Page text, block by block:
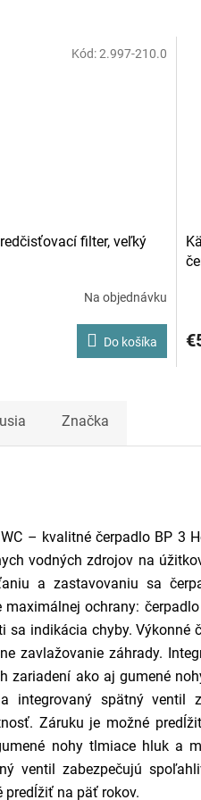
filter, veľký
Na objednávku
Do košíka
Kód:2.997-210.0
Značka
– kvalitné čerpadlo BP 3
vodných zdrojov na
a zastavovaniu sa
ochrany:
indikácia chyby. Výkonné
zavlažovanie záhrady.
zariadení ako aj gumené
integrovaný spätný ventil
Záruku je možné
nohy tlmiace hluk a
ventil zabezpečujú
na päť rokov.